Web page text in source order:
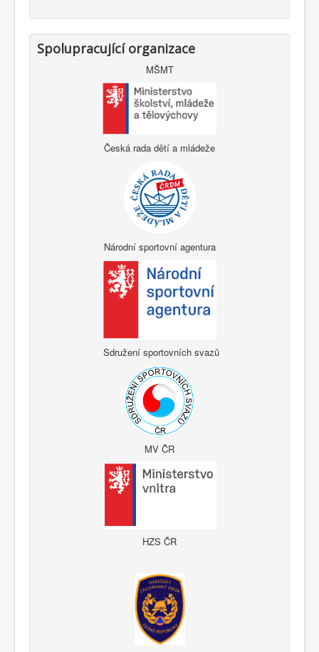
Spolupracující organizace
MŠMT
Česká rada dětí a mládeže
Národní sportovní agentura
Sdružení sportovních svazů
MV ČR
HZS ČR